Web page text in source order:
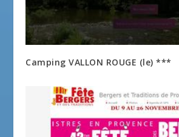
Camping VALLON ROUGE (le) ***